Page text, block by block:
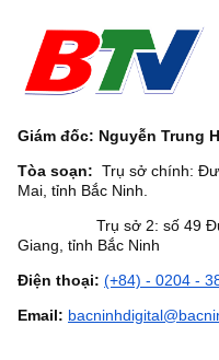
Giám đốc: Nguyễn Trung
Tòa soạn: Trụ sở chính:
Mai, tỉnh Bắc Ninh.
Trụ sở 2: số 49 Đường
Giang, tỉnh Bắc Ninh
Điện thoại: (+84) - 0204 -
Email: